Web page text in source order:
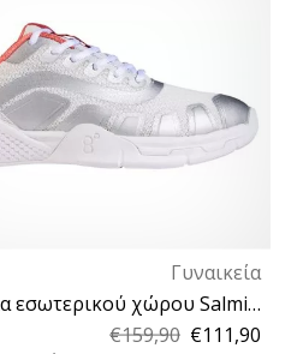
Γυναικεία
Παπούτσια εσωτερικού χώρου Salming Recoil Kobra W
€159,90 €111,90